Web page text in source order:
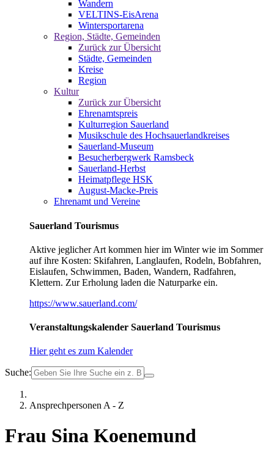
Wandern
VELTINS-EisArena
Wintersportarena
Region, Städte, Gemeinden
Zurück zur Übersicht
Städte, Gemeinden
Kreise
Region
Kultur
Zurück zur Übersicht
Ehrenamtspreis
Kulturregion Sauerland
Musikschule des Hochsauerlandkreises
Sauerland-Museum
Besucherbergwerk Ramsbeck
Sauerland-Herbst
Heimatpflege HSK
August-Macke-Preis
Ehrenamt und Vereine
Sauerland Tourismus
Aktive jeglicher Art kommen hier im Winter wie im Sommer
auf ihre Kosten: Skifahren, Langlaufen, Rodeln, Bobfahren,
Eislaufen, Schwimmen, Baden, Wandern, Radfahren,
Klettern. Zur Erholung laden die Naturparke ein.
https://www.sauerland.com/
Veranstaltungskalender Sauerland Tourismus
Hier geht es zum Kalender
Suche:
Ansprechpersonen A - Z
Frau Sina Koenemund